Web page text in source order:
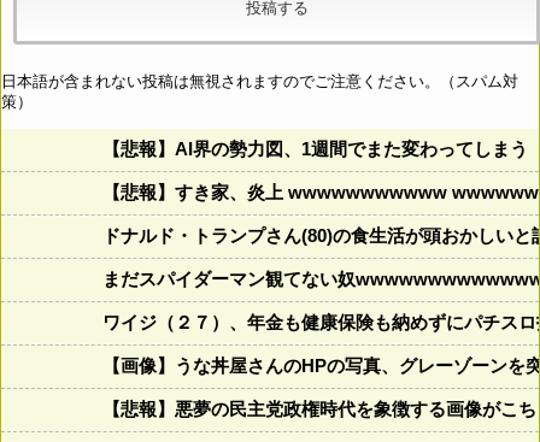
日本語が含まれない投稿は無視されますのでご注意ください。（スパム対
策）
【悲報】AI界の勢力図、1週間でまた変わってしまう
【悲報】すき家、炎上 wwwwwwwwwww
ドナルド・トランプさん(80)の食生活が頭おかしい
まだスパイダーマン観てない奴
ワイジ（２７）、年金も健康保険も納めずにパチス
【画像】うな丼屋さんのHPの写真、グレーゾーンを
【悲報】悪夢の民主党政権時代を象徴する画像がこ